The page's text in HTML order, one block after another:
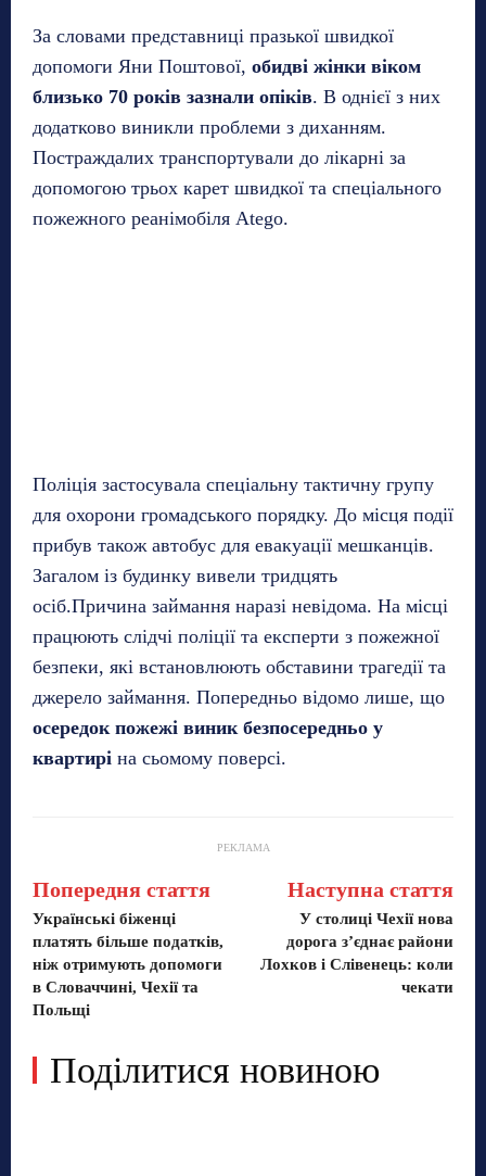
За словами представниці празької швидкої
допомоги Яни Поштової, обидві жінки віком
близько 70 років зазнали опіків. В однієї з них
додатково виникли проблеми з диханням.
Постраждалих транспортували до лікарні за
допомогою трьох карет швидкої та спеціального
пожежного реанімобіля Atego.
Поліція застосувала спеціальну тактичну групу
для охорони громадського порядку. До місця події
прибув також автобус для евакуації мешканців.
Загалом із будинку вивели тридцять
осіб.Причина займання наразі невідома. На місці
працюють слідчі поліції та експерти з пожежної
безпеки, які встановлюють обставини трагедії та
джерело займання. Попередньо відомо лише, що
осередок пожежі виник безпосередньо у
квартирі на сьомому поверсі.
РЕКЛАМА
Попередня стаття
Українські біженці
платять більше податків,
ніж отримують допомоги
в Словаччині, Чехії та
Польщі
Наступна стаття
У столиці Чехії нова
дорога з’єднає райони
Лохков і Слівенець: коли
чекати
Поділитися новиною